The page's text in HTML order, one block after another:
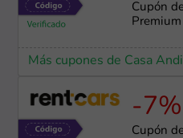
Cupón
Premium
Más cupones de Casa
-7%
Cupón